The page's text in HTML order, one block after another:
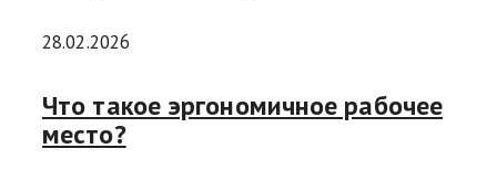
28.02.2026
Что такое эргономичное рабочее
место?